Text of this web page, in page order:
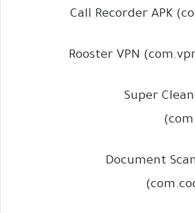
Call Recorder APK
Rooster VPN
Super
Document